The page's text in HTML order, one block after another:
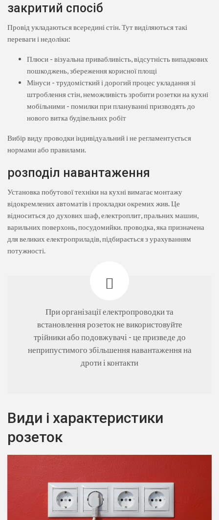
закритий спосіб
Провід укладаються всередині стін. Тут виділяються такі
переваги і недоліки:
Плюси - візуальна привабливість, відсутність випадкових
пошкоджень, збереження корисної площі
Мінуси - трудомісткий і дорогий процес укладання зі
штроблення стін, неможливість зробити розетки на кухні
мобільними - помилки при плануванні призводять до
нового витка будівельних робіт
Вибір виду проводки індивідуальний і не регламентується
нормами або правилами.
розподіл навантаження
Установка побутової техніки на кухні вимагає монтажу
відокремлених автоматів і прокладки окремих жив. Це
відноситься до духових шаф, електроплит, пральних машин,
варильних поверхонь, посудомийки. проводка, яка призначена
для великих електроприладів, підбирається з урахуванням
потужності.
При організації електропроводки та
встановлення розеток не використовуйте
трійники або подовжувачі - це призведе до
неприпустимого збільшення навантаження на
дроти і контакти
Види і характеристики
розеток